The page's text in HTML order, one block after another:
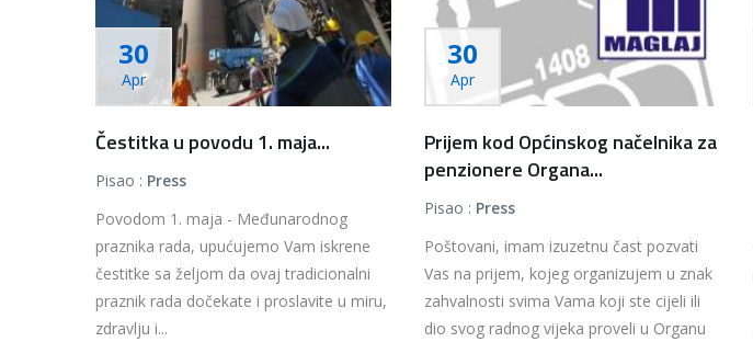
30
Apr
Čestitka u povodu 1. maja...
Pisao : Press
Povodom 1. maja - Međunarodnog
praznika rada, upućujemo Vam iskrene
čestitke sa željom da ovaj tradicionalni
praznik rada dočekate i proslavite u miru,
zdravlju i...
30
Apr
Prijem kod Općinskog načelnika za
penzionere Organa...
Pisao : Press
Poštovani, imam izuzetnu čast pozvati
Vas na prijem, kojeg organizujem u znak
zahvalnosti svima Vama koji ste cijeli ili
dio svog radnog vijeka proveli u Organu